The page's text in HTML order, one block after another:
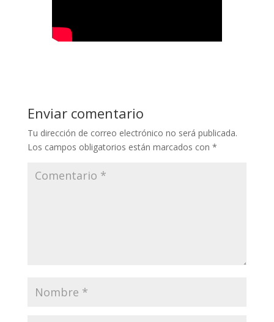
Enviar comentario
Tu dirección de correo electrónico no será publicada.
Los campos obligatorios están marcados con *